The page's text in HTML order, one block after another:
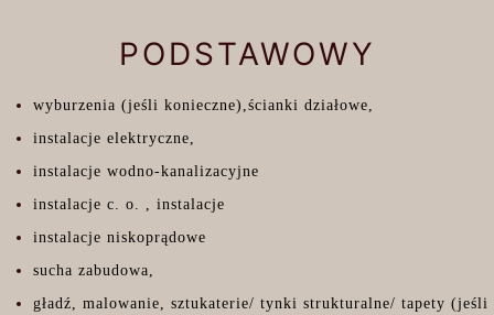
PODSTAWOWY
wyburzenia (jeśli konieczne),ścianki działowe,
instalacje elektryczne,
instalacje wodno-kanalizacyjne
instalacje c. o. , instalacje
instalacje niskoprądowe
sucha zabudowa,
gładź, malowanie, sztukaterie/ tynki strukturalne/ tapety (jeśli